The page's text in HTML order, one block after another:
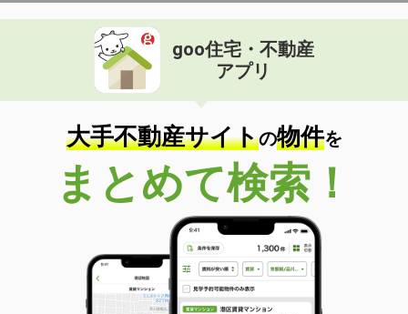
goo住宅・不動産
アプリ
大手不動産サイトの物件を
まとめて検索！